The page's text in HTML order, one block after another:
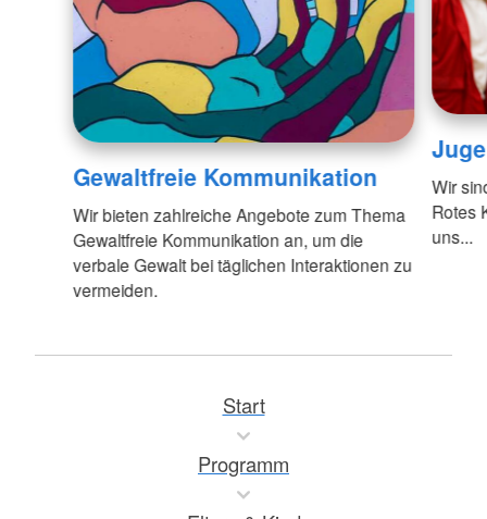
Gewaltfreie Kommunikation
Wir bieten zahlreiche Angebote zum Thema
Gewaltfreie Kommunikation an, um die
verbale Gewalt bei täglichen Interaktionen zu
vermeiden.
Wir
Rotes
uns...
Start
Programm